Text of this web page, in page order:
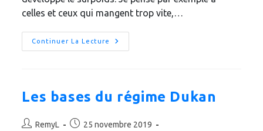
celles et ceux qui mangent trop vite,…
Continuer La Lecture
La
Chasse
Acquérir
Un
Minceur
Les bases du régime Dukan
Auteur/autrice
RemyL
Publication
25 novembre 2019